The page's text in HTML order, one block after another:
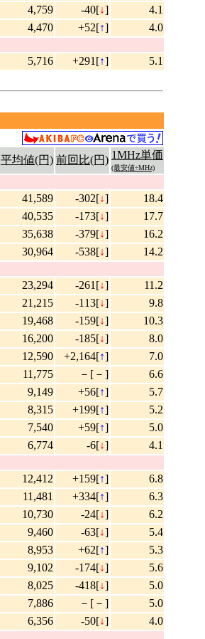
4,759 -40[↓]
4.1
4,470 +52[↑]
4.0
5,716 +291[↑] 5.1
平均値(円) 前回比(円) 1MHz単価
(最安値÷MHz)
41,589 -302[↓]
18.4
40,535 -173[↓]
17.7
35,638 -379[↓]
16.2
30,964 -538[↓]
14.2
23,294 -261[↓]
11.2
21,215 -113[↓]
9.8
19,468 -159[↓]
10.3
16,200 -185[↓]
8.0
12,590 +2,164[↑]
7.0
11,775 －[－]
6.6
9,149 +56[↑]
5.7
8,315 +199[↑]
5.2
7,540 +59[↑]
5.0
6,774 -6[↓]
4.1
12,412 +159[↑]
6.8
11,481 +334[↑]
6.3
10,730 -24[↓]
6.2
9,460 -63[↓]
5.4
8,953 +62[↑]
5.3
9,102 -174[↓]
5.6
8,025 -418[↓]
5.0
7,886 －[－]
5.0
6,356 -50[↓]
4.0